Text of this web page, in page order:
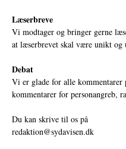
Læserbreve
Vi modtager og bringer gerne
at læserbrevet skal være unikt og
Debat
Vi er glade for alle
kommentarer for personangreb,
Du kan skrive til os på
redaktion@sydavisen.dk